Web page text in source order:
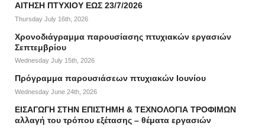
ΑΙΤΗΣΗ ΠΤΥΧΙΟΥ ΕΩΣ 23/7/2026
Thursday July 16th, 2026
Χρονοδιάγραμμα παρουσίασης πτυχιακών εργασιών
Σεπτεμβρίου
Wednesday July 15th, 2026
Πρόγραμμα παρουσιάσεων πτυχιακών Ιουνίου
Wednesday June 24th, 2026
ΕΙΣΑΓΩΓΗ ΣΤΗΝ ΕΠΙΣΤΗΜΗ & ΤΕΧΝΟΛΟΓΙΑ ΤΡΟΦΙΜΩΝ
αλλαγή του τρόπου εξέτασης – θέματα εργασιών